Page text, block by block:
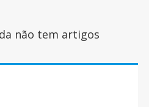
não tem artigos